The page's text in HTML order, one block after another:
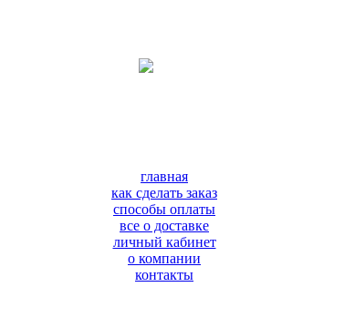
главная
как сделать заказ
способы оплаты
все о доставке
личный кабинет
о компании
контакты